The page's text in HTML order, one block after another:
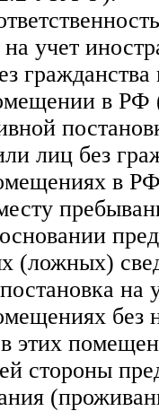
учет
гражданства
в
лиц без
в
(ложных)
на
без
этих
стороны